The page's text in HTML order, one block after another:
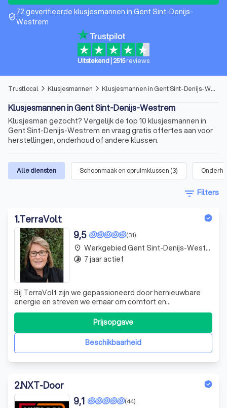
verified_user
72 geverifieerde klusjesmannen in Gent Sint-Denijs-
Westrem
Uitstekend 2515reviews
Trustlocal arrow_forward_ios Klusjesmannen arrow_forward_ios Klusjesmannen in Gent Sint-Denijs-Westrem
Klusjesmannen in Gent Sint-Denijs-Westrem
Klusjesman gezocht? Vergelijk de top 10 klusjesmannen in
Gent Sint-Denijs-Westrem en vraag gratis offertes aan voor
herstellingen, onderhoud of andere klussen.
Alle diensten Schoonmaak en opruimklussen (3)
filter_list Filters
1.TerraVolt
(31)
9,5
Bij TerraVolt zijn we gepassioneerd door hernieuwbare
energie en streven we ernaar om comfort en
duurzaamheid te combineren in elke woning en kantoor.
Beschikbaarheid
Prijsopgave
place Werkgebied Gent Sint-Denijs-Westrem
timelapse 7 jaar actief
2.NXT-Door
(44)
9,1